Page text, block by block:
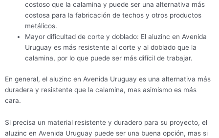
costoso que la calamina y puede ser una alternativa más
costosa para la fabricación de techos y otros productos
metálicos.
Mayor dificultad de corte y doblado: El aluzinc en Avenida
Uruguay es más resistente al corte y al doblado que la
calamina, por lo que puede ser más difícil de trabajar.
En general, el aluzinc en Avenida Uruguay es una alternativa más
duradera y resistente que la calamina, mas asimismo es más
cara.
Si precisa un material resistente y duradero para su proyecto, el
aluzinc en Avenida Uruguay puede ser una buena opción, mas si